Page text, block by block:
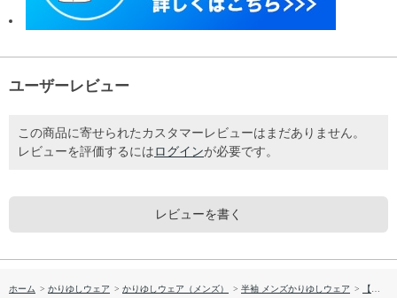
ユーザーレビュー
この商品に寄せられたカスタマーレビューはまだありません。
レビューを評価するには ログインが必要です。
レビューを書く
ホーム > かりゆしウェア > かりゆしウェア（メンズ） > 半袖 メンズかりゆしウェア >
【送料無料】マリン・リュウキュウ かりゆしウェア P-GSM53013S